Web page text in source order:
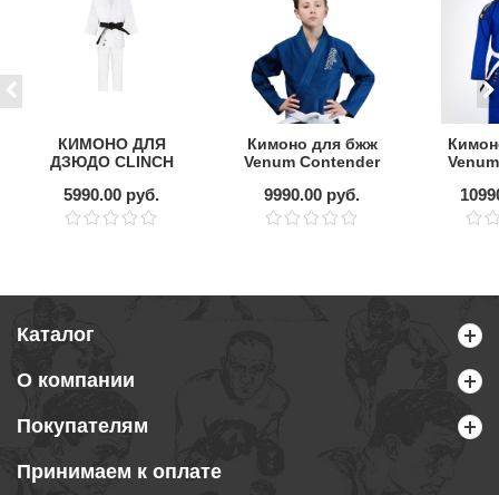
КИМОНО ДЛЯ
ДЗЮДО CLINCH
FDR, БЕЛОЕ
5990.00 руб.
Кимоно для бжж
Venum Contender
поясом
9990.00 руб.
Каталог
О компании
Покупателям
Принимаем к оплате